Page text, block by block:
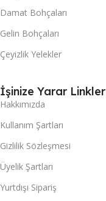
Damat Bohçaları
Gelin Bohçaları
Çeyizlik Yelekler
İşinize Yarar Linkler
Hakkımızda
Kullanım Şartları
Gizlilik Sözleşmesi
Üyelik Şartları
Yurtdışı Sipariş